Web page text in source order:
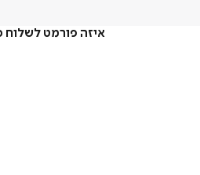
איזה פורמט לשלוח